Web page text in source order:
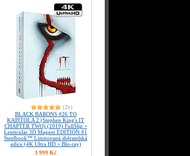
(2x)
BLACK BARONS #26 TO
KAPITOLA 2 (Stephen King's IT
CHAPTER TWO) (2019) FullSlip +
Lenticular 3D Magnet EDITION #1
Steelbook™ Limitovaná sběratelská
edice (4K Ultra HD + Blu-ray)
3 999 Kč